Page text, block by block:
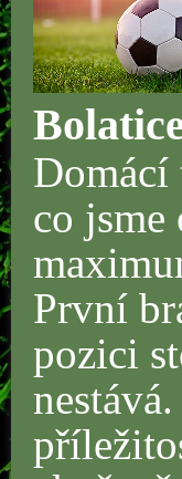
Domácí
co
První
pozici